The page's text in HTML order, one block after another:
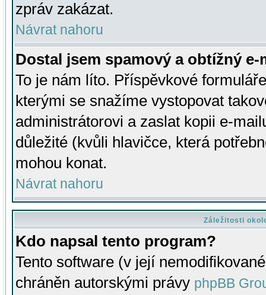
zpráv zakázat.
Návrat nahoru
Dostal jsem spamový a obtížný
To je nám líto. Příspěvkové
kterými se snažíme vystopovat
administrátorovi a zaslat kopii e-
důležité (kvůli hlavičce, která
mohou konat.
Návrat nahoru
Záležitosti
Kdo napsal tento program?
Tento software (v její
chráněn autorskými právy phpBB